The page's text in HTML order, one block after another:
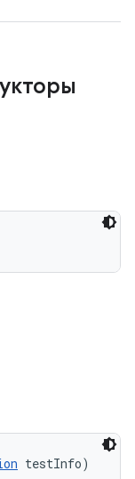
testInfo)